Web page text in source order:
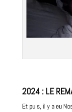
2024 : LE
Et puis, il y a eu